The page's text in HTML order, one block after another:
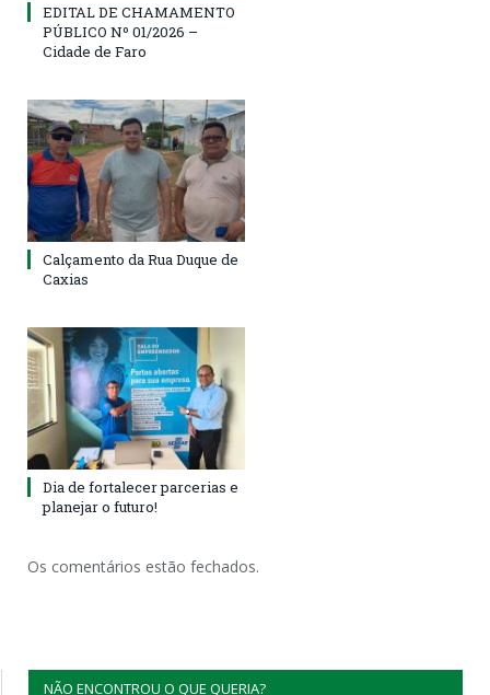
EDITAL DE CHAMAMENTO
PÚBLICO Nº 01/2026 –
Cidade de Faro
Calçamento da Rua Duque de
Caxias
Dia de fortalecer parcerias e
planejar o futuro!
Os comentários estão fechados.
NÃO ENCONTROU O QUE QUERIA?